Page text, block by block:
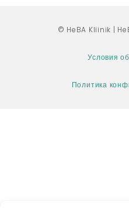
© HeBA Kliinik |
Условия
Политика